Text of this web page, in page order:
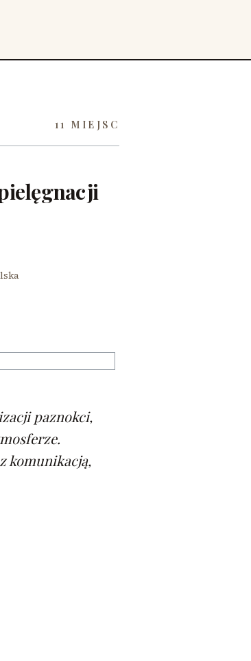
11 MIEJSC
podejście do kursantów
paznokci,
komunikacją,